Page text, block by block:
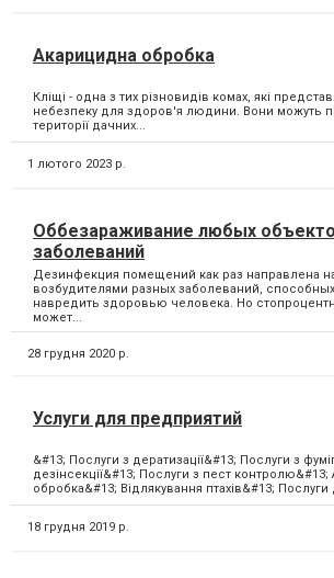
Акарицидна обробка
Кліщі - одна з тих різновидів комах, які
небезпеку для здоров'я людини. Вони можуть
території дачних...
1 лютого 2023 р.
Оббезараживание любых
заболеваний
Дезинфекция помещений как раз направлена
возбудителями разных заболеваний,
навредить здоровью человека. Но
может...
28 грудня 2020 р.
Услуги для предприятий
&#13; Послуги з дератизації&#13; Послуги з
дезінсекції&#13; Послуги з пест
обробка&#13; Відлякування птахів&#13; Послуги
18 грудня 2019 р.